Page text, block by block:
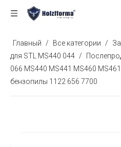
Главный / Все категории /
для STL MS440 044 /
066 MS440 MS441 MS460
бензопилы 1122 656 7700